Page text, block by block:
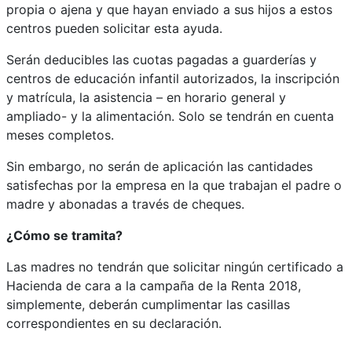
propia o ajena y que hayan enviado a sus hijos a estos
centros pueden solicitar esta ayuda.
Serán deducibles las cuotas pagadas a guarderías y
centros de educación infantil autorizados, la inscripción
y matrícula, la asistencia – en horario general y
ampliado- y la alimentación. Solo se tendrán en cuenta
meses completos.
Sin embargo, no serán de aplicación las cantidades
satisfechas por la empresa en la que trabajan el padre o
madre y abonadas a través de cheques.
¿Cómo se tramita?
Las madres no tendrán que solicitar ningún certificado a
Hacienda de cara a la campaña de la Renta 2018,
simplemente, deberán cumplimentar las casillas
correspondientes en su declaración.